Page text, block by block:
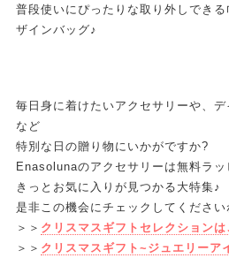
普段使いにぴったりな取り外しでき
ザインバッグ♪
毎日身に着けたいアクセサリーや、
など
特別な日の贈り物にいかがですか?
Enasolunaのアクセサリーは無料ラ
きっとお気に入りが見つかる大特集♪
是非この機会にチェックしてください
＞＞ クリスマスギフトセレクションは
＞＞ クリスマスギフト~ジュエリーア